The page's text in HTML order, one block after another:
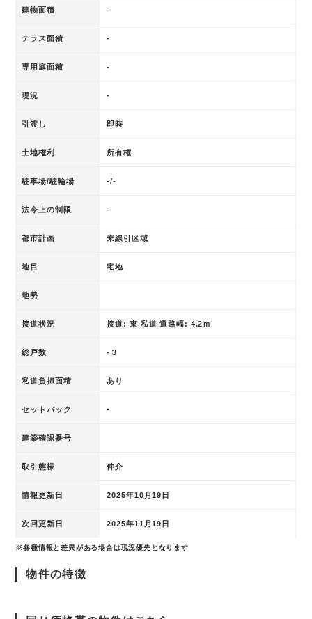
建物面積 -
テラス面積 -
専用庭面積 -
現況 -
引渡し 即時
土地権利 所有権
駐車場/駐輪場 -/-
法令上の制限 -
都市計画 未線引区域
地目 宅地
地勢
接道状況 接道: 東 私道 道路幅: 4.2ｍ
総戸数 -３
私道負担面積 あり
セットバック -
建築確認番号
取引態様 仲介
情報更新日 2025年10月19日
次回更新日 2025年11月19日
※各種情報と差異がある場合は現況優先となります
物件の特徴